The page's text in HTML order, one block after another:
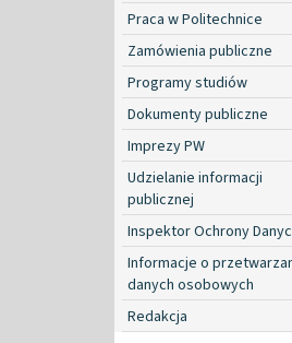
Praca w Politechnice
Zamówienia publiczne
Programy studiów
Dokumenty publiczne
Imprezy PW
Udzielanie informacji
publicznej
Inspektor Ochrony
Informacje o
danych osobowych
Redakcja